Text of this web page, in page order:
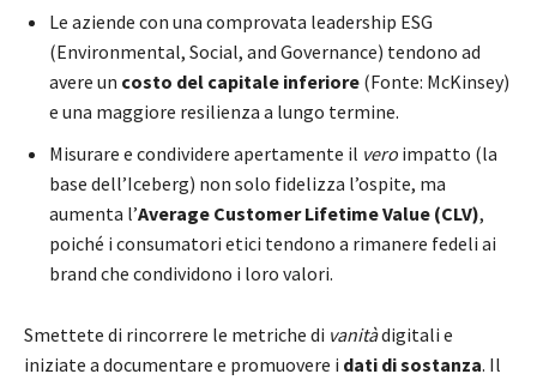
Le aziende con una comprovata leadership ESG
(Environmental, Social, and Governance) tendono ad
avere un costo del capitale inferiore (Fonte: McKinsey)
e una maggiore resilienza a lungo termine.
Misurare e condividere apertamente il vero impatto (la
base dell’Iceberg) non solo fidelizza l’ospite, ma
aumenta l’Average Customer Lifetime Value (CLV),
poiché i consumatori etici tendono a rimanere fedeli ai
brand che condividono i loro valori.
Smettete di rincorrere le metriche di vanitàdigitali e
iniziate a documentare e promuovere i dati di sostanza. Il